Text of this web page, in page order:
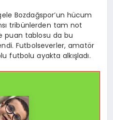
Bozdağspor’un hücum
tribünlerden tam not
puan tablosu da bu
Futbolseverler, amatör
futbolu ayakta alkışladı.